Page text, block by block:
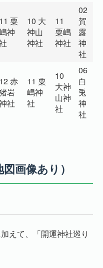
11 粟
神
10 大
神山
神社
11
粟嶋
神社
02
賀
露
神
社
12 赤
岩
社
11 粟
嶋神
社
10
大神
山神
社
06
白
兎
神
社
画像あり）
えて、「開運神社巡り